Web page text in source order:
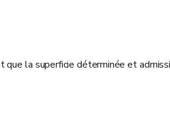
la superficie déterminée et